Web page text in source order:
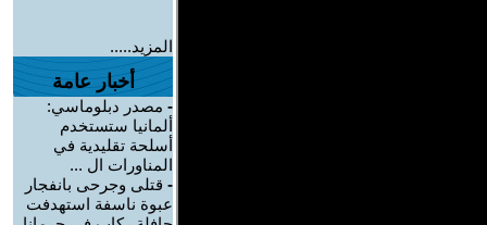
المزيد.....
أخبار عامة
- مصدر دبلوماسي:
ألمانيا ستستخدم
أسلحة تقليدية في
المناورات ال ...
- قتلى وجرحى بانفجار
عبوة ناسفة استهدفت